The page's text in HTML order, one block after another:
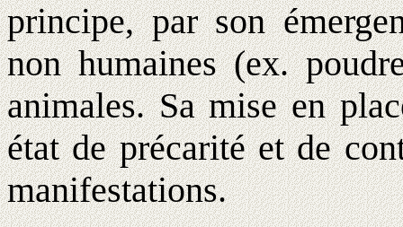
principe, par son
non humaines (ex.
animales. Sa mise en
état de précarité et de
manifestations.